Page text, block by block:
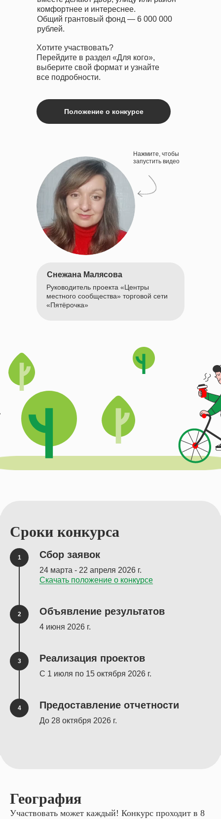
комфортнее и интереснее.
Общий грантовый фонд — 6 000 000
рублей.
Руководитель проекта «Центры
местного сообщества» торговой сети
«Пятёрочка»
Снежана Малясова
Хотите участвовать?
Перейдите в раздел «Для кого»,
выберите свой формат и узнайте
все подробности.
Нажмите, чтобы
запустить видео
Положение о конкурсе
Сроки конкурса
Сбор заявок
24 марта - 22 апреля 2026 г.
Скачать положение о конкурсе
Объявление результатов
4 июня 2026 г.
Реализация проектов
С 1 июля по 15 октября 2026 г.
Предоставление отчетности
До 28 октября 2026 г.
География
Участвовать может каждый! Конкурс проходит в 8